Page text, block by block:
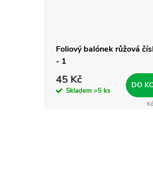
Foliový balónek růžová
- 1
45 Kč
Skladem >5 ks
DO